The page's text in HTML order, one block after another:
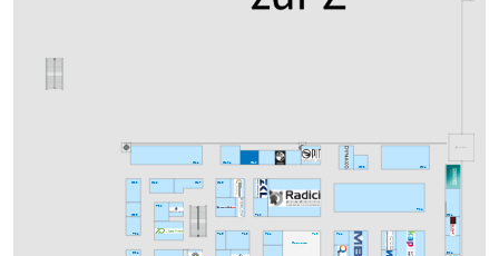
G08
G27
E04
F23
G01
F32
G20
F30
F13
Gastronomie
G25
E34
F20
G24
F21
F25 F11
G20/1
G33 G29
G04
G35